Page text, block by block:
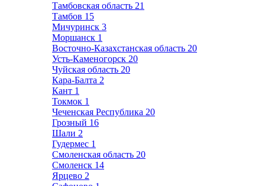
Тамбовская область 21
Тамбов 15
Мичуринск 3
Моршанск 1
Восточно-Казахстанская область 20
Усть-Каменогорск 20
Чуйская область 20
Кара-Балта 2
Кант 1
Токмок 1
Чеченская Республика 20
Грозный 16
Шали 2
Гудермес 1
Смоленская область 20
Смоленск 14
Ярцево 2